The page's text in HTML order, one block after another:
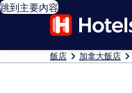
跳到主要內容
飯店 加拿大飯店